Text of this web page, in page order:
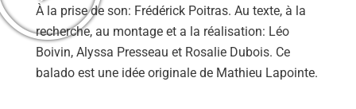
À la prise de son: Frédérick Poitras. Au texte, à la
recherche, au montage et a la réalisation: Léo
Boivin, Alyssa Presseau et Rosalie Dubois. Ce
balado est une idée originale de Mathieu Lapointe.